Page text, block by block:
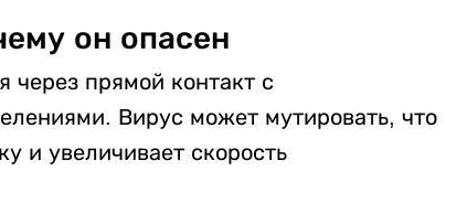
он опасен
через прямой контакт с
Вирус может мутировать, что
и увеличивает скорость